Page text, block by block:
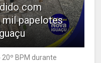
com
mil papelotes
BPM durante